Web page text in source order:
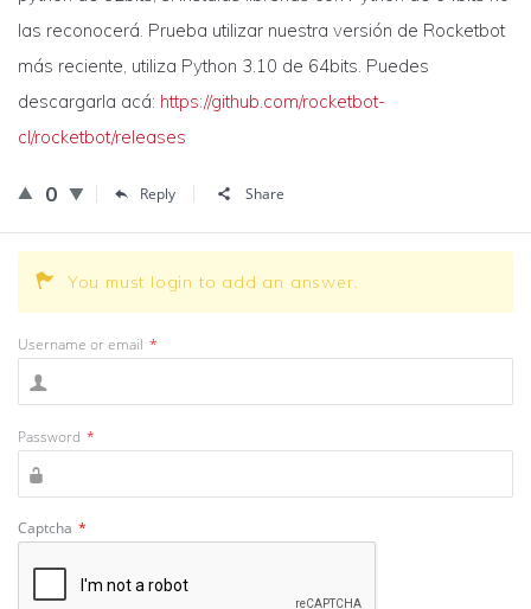
las reconocerá. Prueba utilizar nuestra versión de Rocketbot
más reciente, utiliza Python 3.10 de 64bits. Puedes
descargarla acá: https://github.com/rocketbot-
cl/rocketbot/releases
0 Reply Share
You must login to add an answer.
Username or email *
Password *
Captcha *